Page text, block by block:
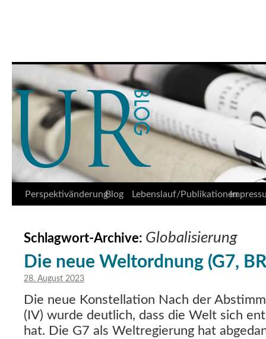
Springe
Inhalt
PerspektivänderungBlog Lebenslauf/Publikationen
Schlagwort-Archive: Globalisierung
Die neue Weltordnung (G7,
28. August 2023
Die neue Konstellation Nach der
(IV) wurde deutlich, dass die Welt sich
hat. Die G7 als Weltregierung hat